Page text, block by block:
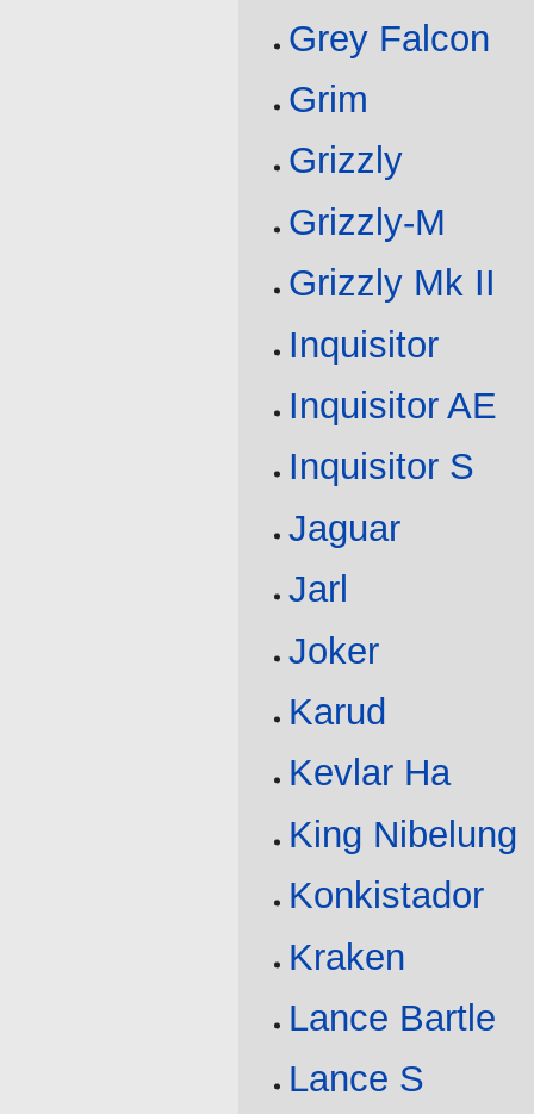
Grey Falcon
Grim
Grizzly
Grizzly-M
Grizzly Mk II
Inquisitor
Inquisitor AE
Inquisitor S
Jaguar
Jarl
Joker
Karud
Kevlar Ha
King Nibelung
Konkistador
Kraken
Lance Bartle
Lance S